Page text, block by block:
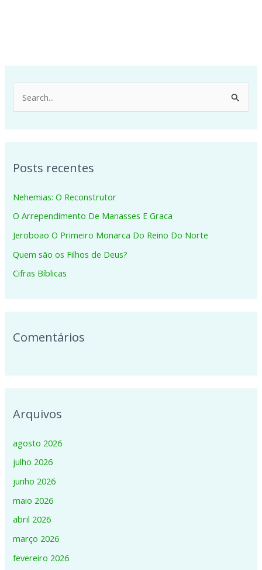
u
s
a
r
p
o
Posts recentes
Nehemias: O Reconstrutor
O Arrependimento De Manasses E Graca
Jeroboao O Primeiro Monarca Do Reino Do Norte
Quem são os Filhos de Deus?
Cifras Bíblicas
Comentários
Arquivos
agosto 2026
julho 2026
junho 2026
maio 2026
abril 2026
março 2026
fevereiro 2026